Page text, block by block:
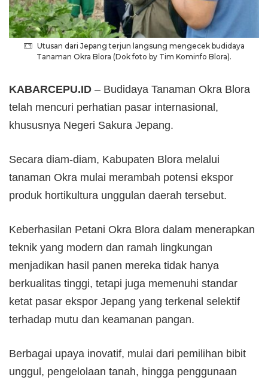
Utusan dari Jepang terjun langsung mengecek budidaya
Tanaman Okra Blora (Dok foto by Tim Kominfo Blora).
KABARCEPU.ID – Budidaya Tanaman Okra Blora
telah mencuri perhatian pasar internasional,
khususnya Negeri Sakura Jepang.
Secara diam-diam, Kabupaten Blora melalui
tanaman Okra mulai merambah potensi ekspor
produk hortikultura unggulan daerah tersebut.
Keberhasilan Petani Okra Blora dalam menerapkan
teknik yang modern dan ramah lingkungan
menjadikan hasil panen mereka tidak hanya
berkualitas tinggi, tetapi juga memenuhi standar
ketat pasar ekspor Jepang yang terkenal selektif
terhadap mutu dan keamanan pangan.
Berbagai upaya inovatif, mulai dari pemilihan bibit
unggul, pengelolaan tanah, hingga penggunaan